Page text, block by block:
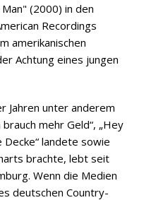
(2000) in den
Recordings
amerikanischen
Achtung eines jungen
Jahren unter anderem
mehr Geld“, „Hey
Decke“ landete sowie
brachte, lebt seit
Wenn die Medien
deutschen Country-